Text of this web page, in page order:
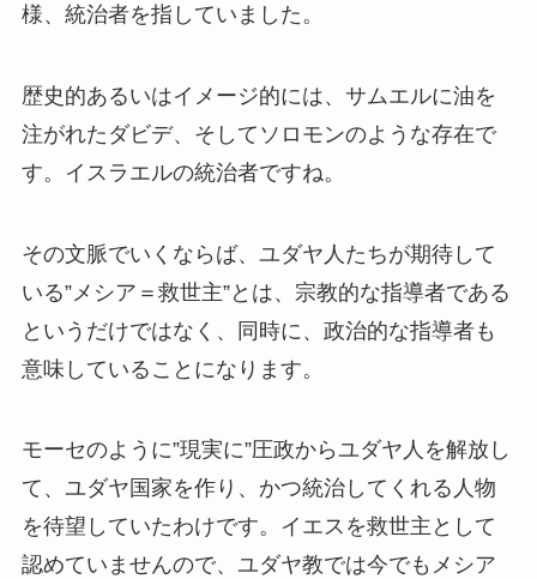
様、統治者を指していました。
歴史的あるいはイメージ的には、サムエルに油を
注がれたダビデ、そしてソロモンのような存在で
す。イスラエルの統治者ですね。
その文脈でいくならば、ユダヤ人たちが期待して
いる”メシア＝救世主”とは、宗教的な指導者である
というだけではなく、同時に、政治的な指導者も
意味していることになります。
モーセのように”現実に”圧政からユダヤ人を解放し
て、ユダヤ国家を作り、かつ統治してくれる人物
を待望していたわけです。イエスを救世主として
認めていませんので、ユダヤ教では今でもメシア